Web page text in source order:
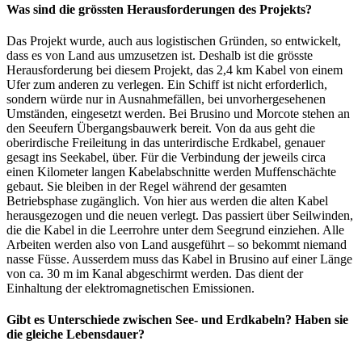
Was sind die grössten Herausforderungen des Projekts?
Das Projekt wurde, auch aus logistischen Gründen, so entwickelt,
dass es von Land aus umzusetzen ist. Deshalb ist die grösste
Herausforderung bei diesem Projekt, das 2,4 km Kabel von einem
Ufer zum anderen zu verlegen. Ein Schiff ist nicht erforderlich,
sondern würde nur in Ausnahmefällen, bei unvorhergesehenen
Umständen, eingesetzt werden. Bei Brusino und Morcote stehen an
den Seeufern Übergangsbauwerk bereit. Von da aus geht die
oberirdische Freileitung in das unterirdische Erdkabel, genauer
gesagt ins Seekabel, über. Für die Verbindung der jeweils circa
einen Kilometer langen Kabelabschnitte werden Muffenschächte
gebaut. Sie bleiben in der Regel während der gesamten
Betriebsphase zugänglich. Von hier aus werden die alten Kabel
herausgezogen und die neuen verlegt. Das passiert über Seilwinden,
die die Kabel in die Leerrohre unter dem Seegrund einziehen. Alle
Arbeiten werden also von Land ausgeführt – so bekommt niemand
nasse Füsse. Ausserdem muss das Kabel in Brusino auf einer Länge
von ca. 30 m im Kanal abgeschirmt werden. Das dient der
Einhaltung der elektromagnetischen Emissionen.
Gibt es Unterschiede zwischen See- und Erdkabeln? Haben sie
die gleiche Lebensdauer?